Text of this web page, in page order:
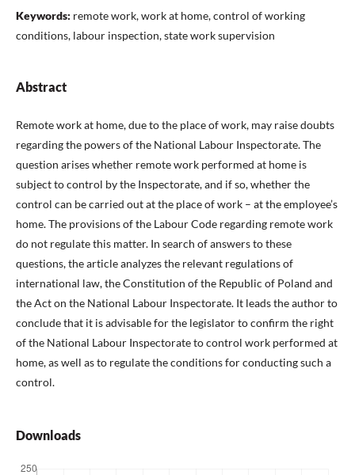
Keywords: remote work, work at home, control of working
conditions, labour inspection, state work supervision
Abstract
Remote work at home, due to the place of work, may raise doubts
regarding the powers of the National Labour Inspectorate. The
question arises whether remote work performed at home is
subject to control by the Inspectorate, and if so, whether the
control can be carried out at the place of work – at the employee’s
home. The provisions of the Labour Code regarding remote work
do not regulate this matter. In search of answers to these
questions, the article analyzes the relevant regulations of
international law, the Constitution of the Republic of Poland and
the Act on the National Labour Inspectorate. It leads the author to
conclude that it is advisable for the legislator to confirm the right
of the National Labour Inspectorate to control work performed at
home, as well as to regulate the conditions for conducting such a
control.
Downloads